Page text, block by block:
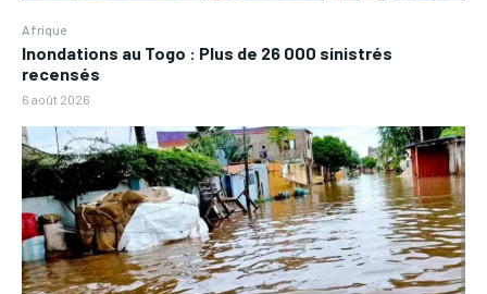
Afrique
Inondations au Togo : Plus de 26 000 sinistrés
recensés
6 août 2026